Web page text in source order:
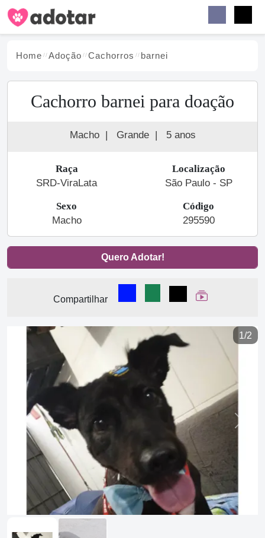
Home Adoção Cachorros barnei
Cachorro barnei para doação
Macho | Grande | 5 anos
Raça
SRD-ViraLata
Localização
São Paulo - SP
Sexo
Macho
Código
295590
Quero Adotar!
Compartilhar
Compartilhar no Facebook
Compartilhar no
Compartilhar
Ver Web Story
1/2
Previous Next